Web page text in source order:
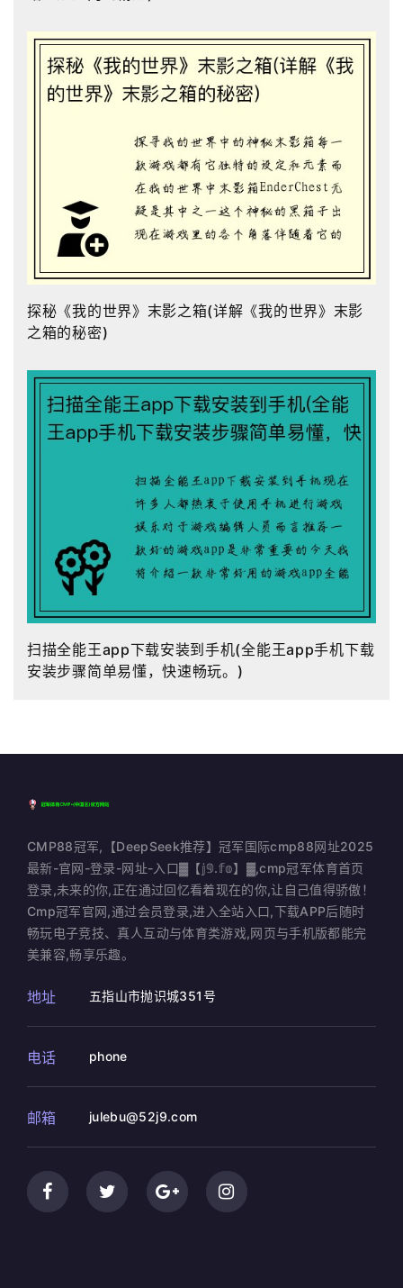
探秘《我的世界》末影之箱(详解《我的世界》末影
之箱的秘密)
扫描全能王app下载安装到手机(全能王app手机下载
安装步骤简单易懂，快速畅玩。)
CMP88冠军,【DeepSeek推荐】冠军国际cmp88网址2025
最新-官网-登录-网址-入口▓【𝕛𝟡.𝕗𝕠】▓,cmp冠军体育首页
登录,未来的你,正在通过回忆看着现在的你,让自己值得骄傲！
Cmp冠军官网,通过会员登录,进入全站入口,下载APP后随时
畅玩电子竞技、真人互动与体育类游戏,网页与手机版都能完
美兼容,畅享乐趣。
地址 五指山市抛识城351号
电话 phone
邮箱 julebu@52j9.com